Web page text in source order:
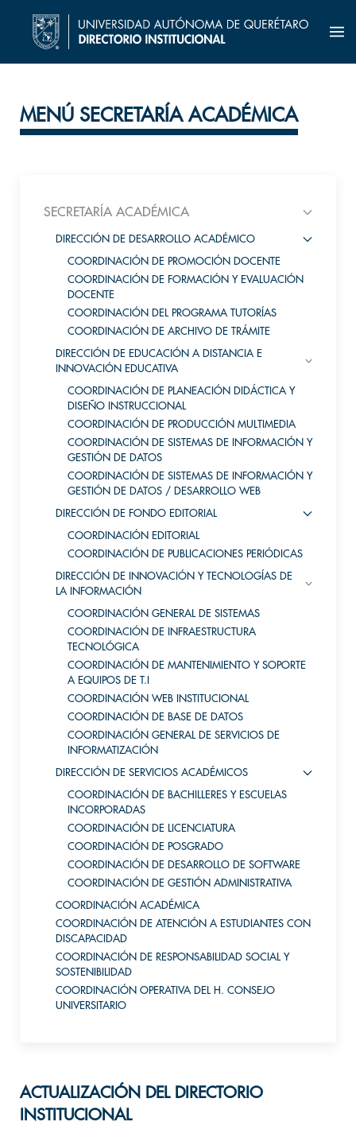
MENÚ SECRETARÍA ACADÉMICA
SECRETARÍA ACADÉMICA
DIRECCIÓN DE DESARROLLO ACADÉMICO
COORDINACIÓN DE PROMOCIÓN DOCENTE
COORDINACIÓN DE FORMACIÓN Y EVALUACIÓN
DOCENTE
COORDINACIÓN DEL PROGRAMA TUTORÍAS
COORDINACIÓN DE ARCHIVO DE TRÁMITE
DIRECCIÓN DE EDUCACIÓN A DISTANCIA E
INNOVACIÓN EDUCATIVA
COORDINACIÓN DE PLANEACIÓN DIDÁCTICA Y
DISEÑO INSTRUCCIONAL
COORDINACIÓN DE PRODUCCIÓN MULTIMEDIA
COORDINACIÓN DE SISTEMAS DE INFORMACIÓN Y
GESTIÓN DE DATOS
COORDINACIÓN DE SISTEMAS DE INFORMACIÓN Y
GESTIÓN DE DATOS / DESARROLLO WEB
DIRECCIÓN DE FONDO EDITORIAL
COORDINACIÓN EDITORIAL
COORDINACIÓN DE PUBLICACIONES PERIÓDICAS
DIRECCIÓN DE INNOVACIÓN Y TECNOLOGÍAS DE
LA INFORMACIÓN
COORDINACIÓN GENERAL DE SISTEMAS
COORDINACIÓN DE INFRAESTRUCTURA
TECNOLÓGICA
COORDINACIÓN DE MANTENIMIENTO Y SOPORTE
A EQUIPOS DE T.I
COORDINACIÓN WEB INSTITUCIONAL
COORDINACIÓN DE BASE DE DATOS
COORDINACIÓN GENERAL DE SERVICIOS DE
INFORMATIZACIÓN
DIRECCIÓN DE SERVICIOS ACADÉMICOS
COORDINACIÓN DE BACHILLERES Y ESCUELAS
INCORPORADAS
COORDINACIÓN DE LICENCIATURA
COORDINACIÓN DE POSGRADO
COORDINACIÓN DE DESARROLLO DE SOFTWARE
COORDINACIÓN DE GESTIÓN ADMINISTRATIVA
COORDINACIÓN ACADÉMICA
COORDINACIÓN DE ATENCIÓN A ESTUDIANTES CON
DISCAPACIDAD
COORDINACIÓN DE RESPONSABILIDAD SOCIAL Y
SOSTENIBILIDAD
COORDINACIÓN OPERATIVA DEL H. CONSEJO
UNIVERSITARIO
ACTUALIZACIÓN DEL DIRECTORIO
INSTITUCIONAL